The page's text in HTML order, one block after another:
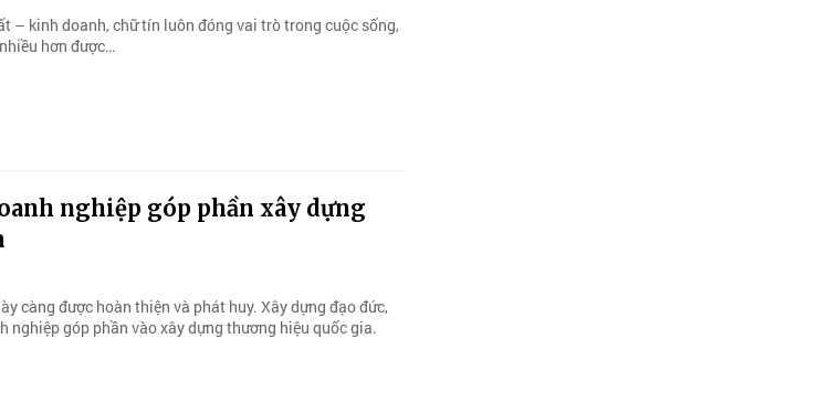
– kinh doanh, chữ tín luôn đóng vai trò trong cuộc sống,
hơn được…
nghiệp góp phần xây dựng
càng được hoàn thiện và phát huy. Xây dựng đạo đức,
nghiệp góp phần vào xây dựng thương hiệu quốc gia.